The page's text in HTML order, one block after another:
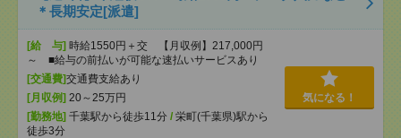
＊長期安定[派遣]
[給 与] 時給1550円＋交 【月収例】217,000円
～ ■給与の前払いが可能な速払いサービスあり
[交通費]交通費支給あり
[月収例] 20～25万円
[勤務地] 千葉駅から徒歩11分 / 栄町(千葉県)駅から
徒歩3分
気になる！